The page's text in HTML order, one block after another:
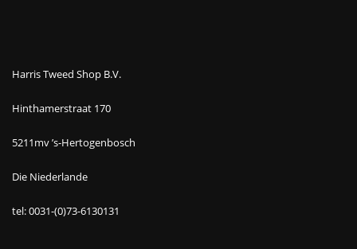
Harris Tweed Shop B.V.
Hinthamerstraat 170
5211mv ’s-Hertogenbosch
Die Niederlande
tel: 0031-(0)73-6130131